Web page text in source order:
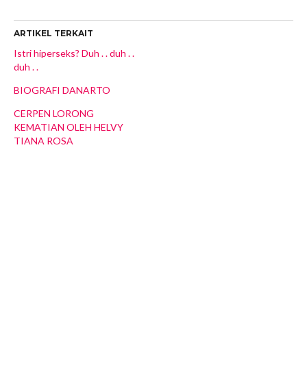
ARTIKEL TERKAIT
Istri hiperseks? Duh . . duh . .
duh . .
BIOGRAFI DANARTO
CERPEN LORONG
KEMATIAN OLEH HELVY
TIANA ROSA